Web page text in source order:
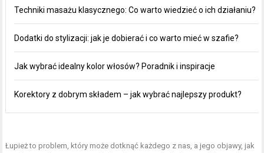
Techniki masażu klasycznego: Co warto wiedzieć o ich działaniu?
Dodatki do stylizacji: jak je dobierać i co warto mieć w szafie?
Jak wybrać idealny kolor włosów? Poradnik i inspiracje
Korektory z dobrym składem – jak wybrać najlepszy produkt?
Łupież to problem, który może dotknąć każdego z nas, a jego objawy, jak